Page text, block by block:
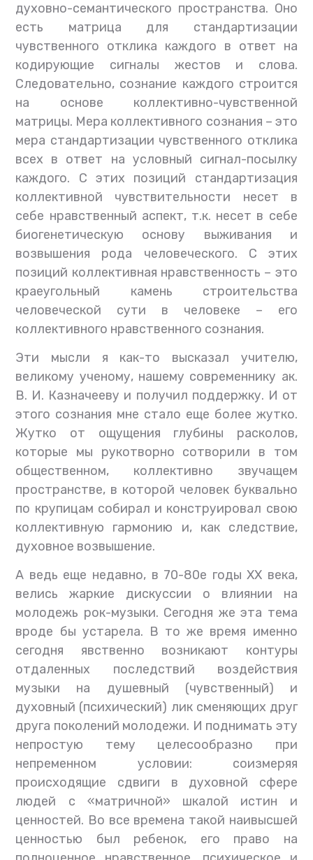
духовно-семантического пространства. Оно
есть матрица для стандартизации
чувственного отклика каждого в ответ на
кодирующие сигналы жестов и слова.
Следовательно, сознание каждого строится
на основе коллективно-чувственной
матрицы. Мера коллективного сознания – это
мера стандартизации чувственного отклика
всех в ответ на условный сигнал-посылку
каждого. С этих позиций стандартизация
коллективной чувствительности несет в
себе нравственный аспект, т.к. несет в себе
биогенетическую основу выживания и
возвышения рода человеческого. С этих
позиций коллективная нравственность – это
краеугольный камень строительства
человеческой сути в человеке – его
коллективного нравственного сознания.
Эти мысли я как-то высказал учителю,
великому ученому, нашему современнику ак.
В. И. Казначееву и получил поддержку. И от
этого сознания мне стало еще более жутко.
Жутко от ощущения глубины расколов,
которые мы рукотворно сотворили в том
общественном, коллективно звучащем
пространстве, в которой человек буквально
по крупицам собирал и конструировал свою
коллективную гармонию и, как следствие,
духовное возвышение.
А ведь еще недавно, в 70-80е годы ХХ века,
велись жаркие дискуссии о влиянии на
молодежь рок-музыки. Сегодня же эта тема
вроде бы устарела. В то же время именно
сегодня явственно возникают контуры
отдаленных последствий воздействия
музыки на душевный (чувственный) и
духовный (психический) лик сменяющих друг
друга поколений молодежи. И поднимать эту
непростую тему целесообразно при
непременном условии: соизмеряя
происходящие сдвиги в духовной сфере
людей с «матричной» шкалой истин и
ценностей. Во все времена такой наивысшей
ценностью был ребенок, его право на